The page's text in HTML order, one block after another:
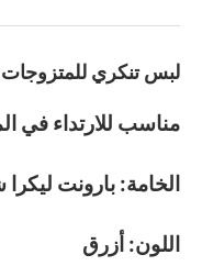
لبس تنكري للمتزوجات
مناسب للارتداء في
الخامة: بارونت
اللون: أزرق